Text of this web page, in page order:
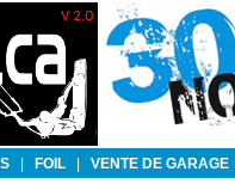
FOIL VENTE DE GARAGE